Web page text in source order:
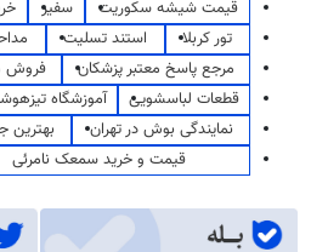
قیمت شیشه سکوریت سفیر
تور کربلا
استند تسلیت
مرجع پاسخ معتبر پزشکان
فروش
قطعات لباسشویی
آموزشگاه
نمایندگی بوش در تهران
بهترین
قیمت و خرید سمعک نامرئی